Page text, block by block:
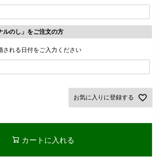
ルのし」をご注文の方
される日付をご入力ください
お気に入りに登録する
カートに入れる